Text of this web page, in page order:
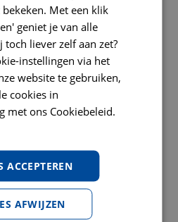
Met een klik
geniet je van alle
toch liever zelf aan zet?
instellingen via het
website te gebruiken,
cookies in
met ons Cookiebeleid.
ACCEPTEREN
AFWIJZEN